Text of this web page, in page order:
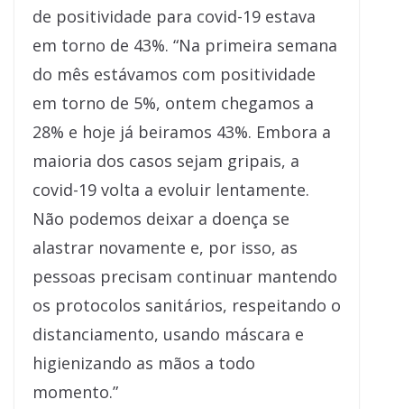
de positividade para covid-19 estava
em torno de 43%. “Na primeira semana
do mês estávamos com positividade
em torno de 5%, ontem chegamos a
28% e hoje já beiramos 43%. Embora a
maioria dos casos sejam gripais, a
covid-19 volta a evoluir lentamente.
Não podemos deixar a doença se
alastrar novamente e, por isso, as
pessoas precisam continuar mantendo
os protocolos sanitários, respeitando o
distanciamento, usando máscara e
higienizando as mãos a todo
momento.”